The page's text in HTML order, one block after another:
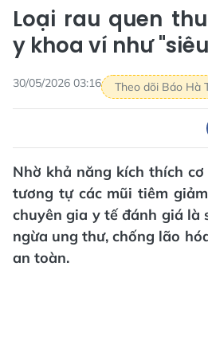
Loại rau quen
y khoa ví như
30/05/2026 03:16 Theo dõi Báo Hà
Nhờ khả năng kích thích
tương tự các mũi tiêm
chuyên gia y tế đánh giá là
ngừa ung thư, chống lão
an toàn.